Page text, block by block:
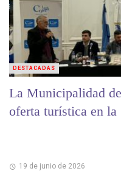
La Municipalidad
oferta turística en
19 de junio de 2026
DESTACADAS